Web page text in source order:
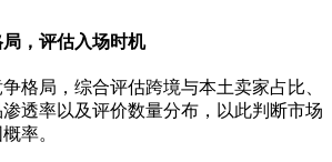
，评估入场时机
格局，综合评估跨境与本土卖家占比、
渗透率以及评价数量分布，以此判断市场
率。